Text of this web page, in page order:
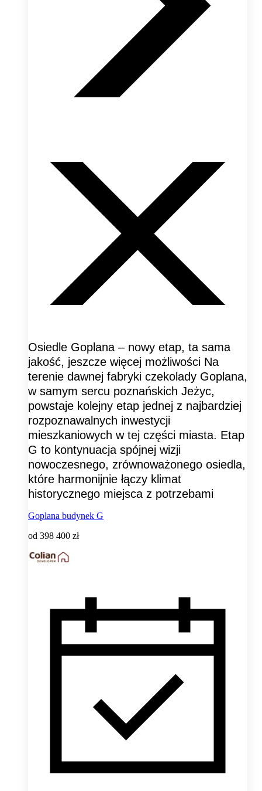
Osiedle Goplana – nowy etap, ta sama
jakość, jeszcze więcej możliwości Na
terenie dawnej fabryki czekolady Goplana,
w samym sercu poznańskich Jeżyc,
powstaje kolejny etap jednej z najbardziej
rozpoznawalnych inwestycji
mieszkaniowych w tej części miasta. Etap
G to kontynuacja spójnej wizji
nowoczesnego, zrównoważonego osiedla,
które harmonijnie łączy klimat
historycznego miejsca z potrzebami
Goplana budynek G
od 398 400 zł